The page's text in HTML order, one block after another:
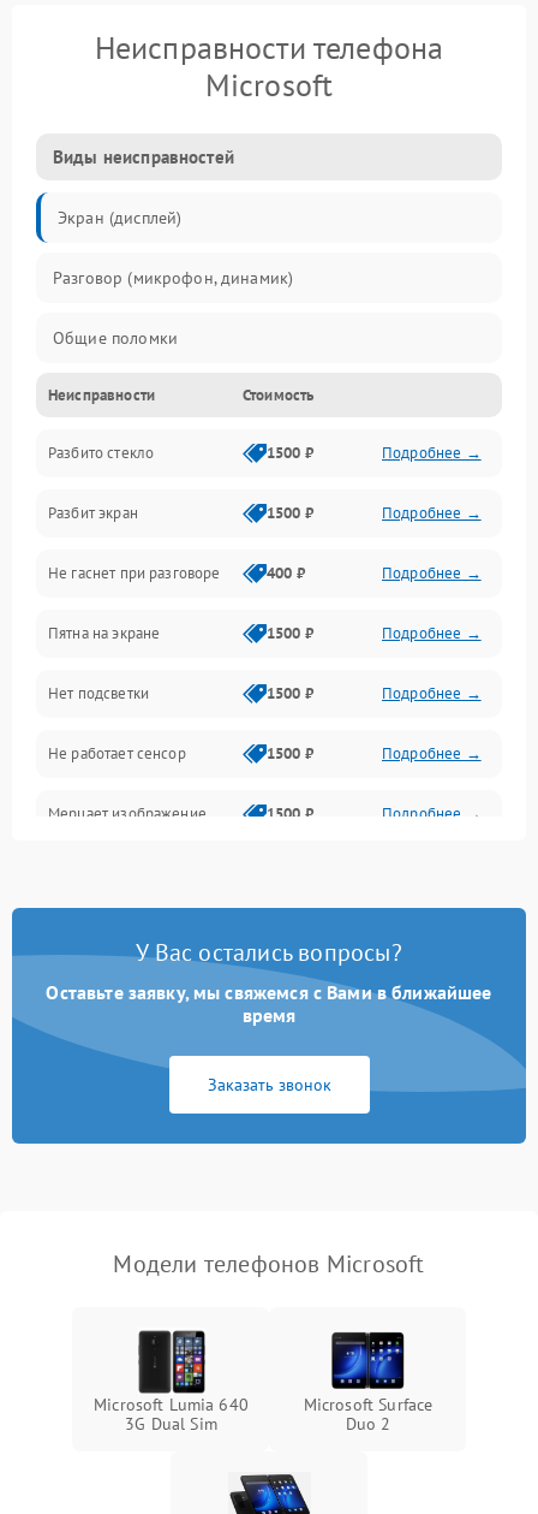
Неисправности телефона
Microsoft
Виды неисправностей
Экран (дисплей)
Разговор (микрофон, динамик)
Общие поломки
Проблемы связи
Камеры
Проблемы с дисплеем и сенсором
Зарядка
Проблемы с питанием, зарядкой и аккумулятором
Проблемы с работой системы, корпусом и другие
Неисправности Стоимость
Разбито стекло 1500 ₽ Подробнее →
Разбит экран 1500 ₽ Подробнее →
Не гаснет при разговоре 400 ₽ Подробнее →
Пятна на экране 1500 ₽ Подробнее →
Нет подсветки 1500 ₽ Подробнее →
Не работает сенсор 1500 ₽ Подробнее →
Мерцает изображение 1500 ₽ Подробнее →
У Вас остались вопросы?
Оставьте заявку, мы свяжемся с Вами в ближайшее
время
Заказать звонок
Модели телефонов Microsoft
Microsoft Lumia 640
3G Dual Sim
Microsoft Surface
Duo 2